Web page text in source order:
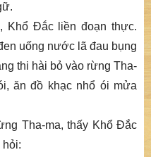
Khổ Đắc liền đoạn thực.
uống nước lã đau bụng
thi hài bỏ vào rừng Tha-
ăn đồ khạc nhổ ói mửa
Tha-ma, thấy Khổ Đắc
hỏi: